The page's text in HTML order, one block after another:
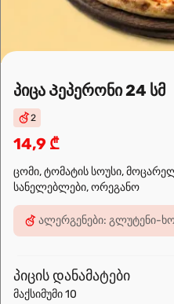
კარტოფილი გლეხურად
10,9 ₾
🌶️
ჩვენ შესახებ
🍣🍕🍜❤️
Sushi24.ge since 2018. Rolls,
prepared for you. Choose the
პიცა Პეპერონი 24 სმ
2
14,9 ₾
ცომი, ტომატის სოუსი,
სანელებლები, ორეგანო
ალერგენები: გლუტენი-
პიცის დანამატები
მაქსიმუმი 10